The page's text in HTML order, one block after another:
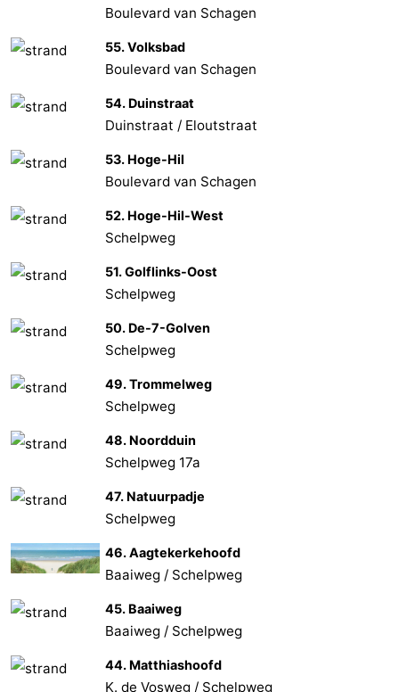
Boulevard van Schagen
55. Volksbad
Boulevard van Schagen
54. Duinstraat
Duinstraat / Eloutstraat
53. Hoge-Hil
Boulevard van Schagen
52. Hoge-Hil-West
Schelpweg
51. Golflinks-Oost
Schelpweg
50. De-7-Golven
Schelpweg
49. Trommelweg
Schelpweg
48. Noordduin
Schelpweg 17a
47. Natuurpadje
Schelpweg
46. Aagtekerkehoofd
Baaiweg / Schelpweg
45. Baaiweg
Baaiweg / Schelpweg
44. Matthiashoofd
K. de Vosweg / Schelpweg